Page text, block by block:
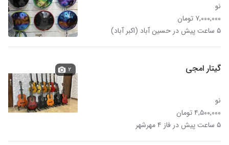
نو
۷,۰۰۰,۰۰۰ تومان
۵ ساعت پیش در حسین آباد (اکبر آباد)
گیتار امجی
نو
۴,۵۰۰,۰۰۰ تومان
۵ ساعت پیش در فاز ۴ مهرشهر
۲